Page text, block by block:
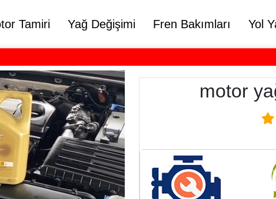
Tamiri Yağ Değişimi Fren Bakımları Yol
motor